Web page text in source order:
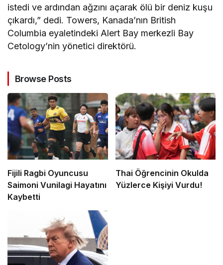
istedi ve ardından ağzını açarak ölü bir deniz kuşu
çıkardı,” dedi. Towers, Kanada’nın British
Columbia eyaletindeki Alert Bay merkezli Bay
Cetology’nin yönetici direktörü.
Browse Posts
Fijili Ragbi Oyuncusu
Saimoni Vunilagi Hayatını
Kaybetti
Thai Öğrencinin Okulda
Yüzlerce Kişiyi Vurdu!